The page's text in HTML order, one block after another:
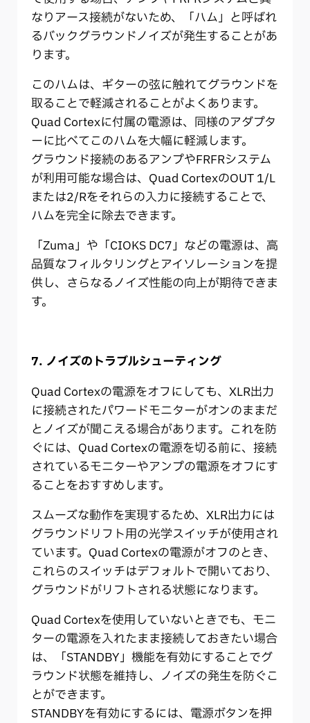
なりアース接続がないため、「ハム」と呼ばれ
るバックグラウンドノイズが発生することがあ
ります。
このハムは、ギターの弦に触れてグラウンドを
取ることで軽減されることがよくあります。
Quad Cortexに付属の電源は、同様のアダプタ
ーに比べてこのハムを大幅に軽減します。
グラウンド接続のあるアンプやFRFRシステム
が利用可能な場合は、Quad CortexのOUT 1/L
または2/Rをそれらの入力に接続することで、
ハムを完全に除去できます。
「Zuma」や「CIOKS DC7」などの電源は、高
品質なフィルタリングとアイソレーションを提
供し、さらなるノイズ性能の向上が期待できま
す。
7. ノイズのトラブルシューティング
Quad Cortexの電源をオフにしても、XLR出力
に接続されたパワードモニターがオンのままだ
とノイズが聞こえる場合があります。これを防
ぐには、Quad Cortexの電源を切る前に、接続
されているモニターやアンプの電源をオフにす
ることをおすすめします。
スムーズな動作を実現するため、XLR出力には
グラウンドリフト用の光学スイッチが使用され
ています。Quad Cortexの電源がオフのとき、
これらのスイッチはデフォルトで開いており、
グラウンドがリフトされる状態になります。
Quad Cortexを使用していないときでも、モニ
ターの電源を入れたまま接続しておきたい場合
は、「STANDBY」機能を有効にすることでグ
ラウンド状態を維持し、ノイズの発生を防ぐこ
とができます。
STANDBYを有効にするには、電源ボタンを押